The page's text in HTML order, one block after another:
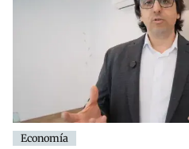
Economía